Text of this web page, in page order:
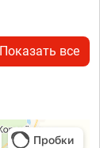
Показать все